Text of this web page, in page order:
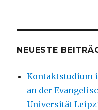
NEUESTE
Kontaktstudium
an der
Universität